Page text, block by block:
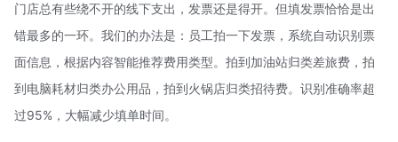
门店总有些绕不开的线下支出，发票还是得开。但填发票恰恰是出
错最多的一环。我们的办法是：员工拍一下发票，系统自动识别票
面信息，根据内容智能推荐费用类型。拍到加油站归类差旅费，拍
到电脑耗材归类办公用品，拍到火锅店归类招待费。识别准确率超
过95%，大幅减少填单时间。